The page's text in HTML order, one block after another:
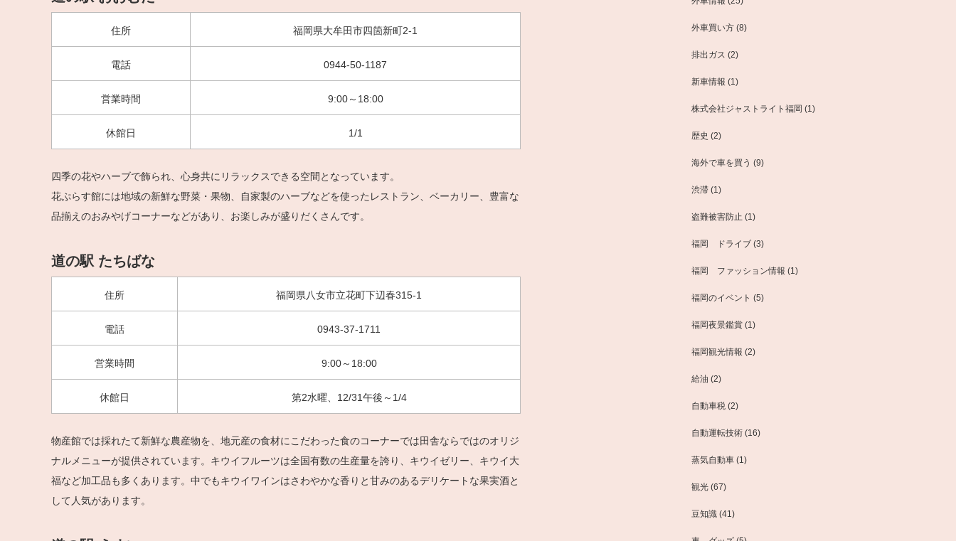
住所 福岡県大牟田市四箇新町2-1
電話 0944-50-1187
営業時間 9:00～18:00
休館日 1/1
四季の花やハーブで飾られ、心身共にリラックスできる空間となっています。
花ぷらす館には地域の新鮮な野菜・果物、自家製のハーブなどを使ったレストラン、ベーカリー、豊富な
品揃えのおみやげコーナーなどがあり、お楽しみが盛りだくさんです。
道の駅 たちばな
住所 福岡県八女市立花町下辺春315-1
電話 0943-37-1711
営業時間 9:00～18:00
休館日 第2水曜、12/31午後～1/4
物産館では採れたて新鮮な農産物を、地元産の食材にこだわった食のコーナーでは田舎ならではのオリジ
ナルメニューが提供されています。キウイフルーツは全国有数の生産量を誇り、キウイゼリー、キウイ大
福など加工品も多くあります。中でもキウイワインはさわやかな香りと甘みのあるデリケートな果実酒と
して人気があります。
外車買い方 (8)
排出ガス (2)
新車情報 (1)
株式会社ジャストライト福岡 (1)
歴史 (2)
海外で車を買う (9)
渋滞 (1)
盗難被害防止 (1)
福岡 ドライブ (3)
福岡 ファッション情報 (1)
福岡のイベント (5)
福岡夜景鑑賞 (1)
福岡観光情報 (2)
給油 (2)
自動車税 (2)
自動運転技術 (16)
蒸気自動車 (1)
観光 (67)
豆知識 (41)